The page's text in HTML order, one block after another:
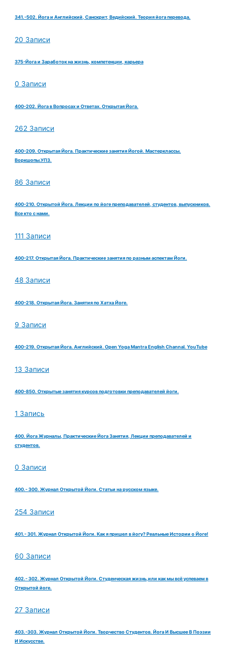
341.-502. Йога и Английский, Санскрит, Ведийский. Теория йога перевода.
20 Записи
375-Йога и Заработок на жизнь, компетенции, карьера
0 Записи
400-202. Йога в Вопросах и Ответах. Открытая Йога.
262 Записи
400-209. Открытая Йога. Практические занятия Йогой. Мастерклассы.
Воркшопы.УПЗ.
86 Записи
400-210. Открытой Йога. Лекции по йоге преподавателей, студентов, выпускников.
Все кто с нами.
111 Записи
400-217. Открытая Йога. Практические занятия по разным аспектам Йоги.
48 Записи
400-218. Открытая Йога. Занятия по Хатха Йоге.
9 Записи
400-219. Открытая Йога. Английский. Open Yoga Mantra English Channal. YouTube
13 Записи
400-850. Открытые занятия курсов подготовки преподавателей йоги.
1 Запись
400. Йога Журналы, Практические Йога Занятия, Лекции преподавателей и
студентов.
0 Записи
400.- 300. Журнал Открытой Йоги. Статьи на русском языке.
254 Записи
401.- 301. Журнал Открытой Йоги. Как я пришел в йогу? Реальные Истории о Йоге!
60 Записи
402.- 302. Журнал Открытой Йоги. Студенческая жизнь,или как мы всё успеваем в
Открытой йоге.
27 Записи
403.-303. Журнал Открытой Йоги. Творчество Студентов. Йога И Высшее В Поэзии
И Искусстве.